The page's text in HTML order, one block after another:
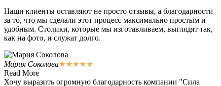
Наши клиенты оставляют не просто отзывы, а благодарности
за то, что мы сделали этот процесс максимально простым и
удобным. Столики, которые мы изготавливаем, выглядят так,
как на фото, и служат долго.
Мария Соколова★★★★★
Read More
Хочу выразить огромную благодарность компании "Сила